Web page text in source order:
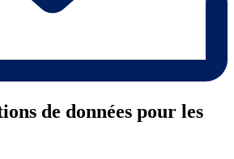
de données pour les